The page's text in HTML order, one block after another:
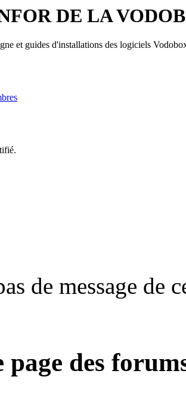
DE LA
et guides d'installations des logiciels
de message de
page des